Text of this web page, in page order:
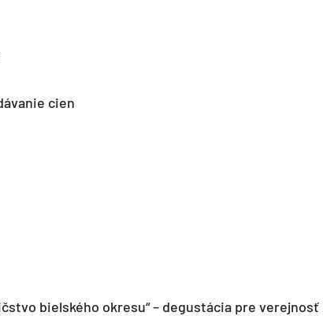
cien
bielského okresu“ – degustácia pre verejnosť